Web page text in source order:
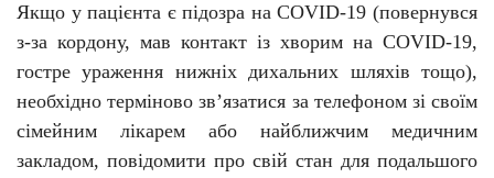
Якщо у пацієнта є підозра на COVID-19 (повернувся
з-за кордону, мав контакт із хворим на COVID-19,
гостре ураження нижніх дихальних шляхів тощо),
необхідно терміново зв’язатися за телефоном зі своїм
сімейним лікарем або найближчим медичним
закладом, повідомити про свій стан для подальшого